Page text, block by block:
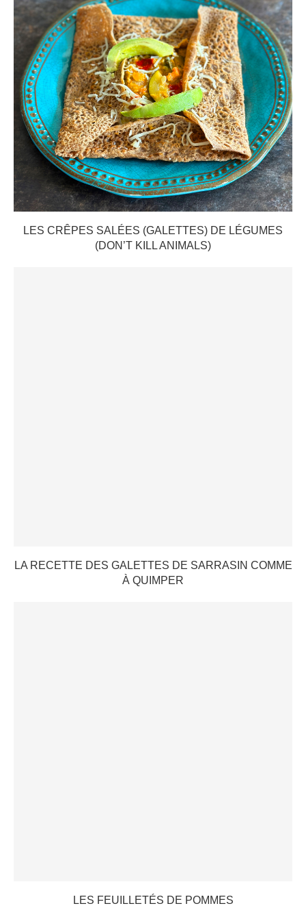
LES CRÊPES SALÉES (GALETTES) DE LÉGUMES
(DON’T KILL ANIMALS)
LA RECETTE DES GALETTES DE SARRASIN COMME
À QUIMPER
LES FEUILLETÉS DE POMMES